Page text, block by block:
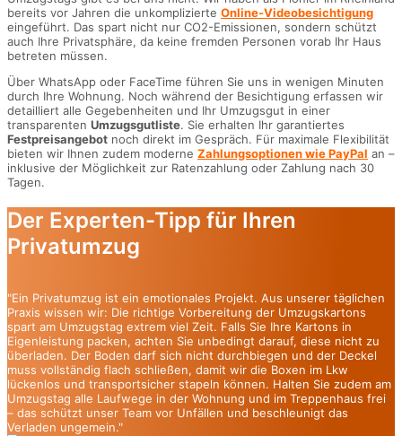
bereits vor Jahren die unkomplizierte Online-Videobesichtigung
eingeführt. Das spart nicht nur CO2-Emissionen, sondern schützt
auch Ihre Privatsphäre, da keine fremden Personen vorab Ihr Haus
betreten müssen.
Über WhatsApp oder FaceTime führen Sie uns in wenigen Minuten
durch Ihre Wohnung. Noch während der Besichtigung erfassen wir
detailliert alle Gegebenheiten und Ihr Umzugsgut in einer
transparenten Umzugsgutliste. Sie erhalten Ihr garantiertes
Festpreisangebot noch direkt im Gespräch. Für maximale Flexibilität
bieten wir Ihnen zudem moderne Zahlungsoptionen wie PayPal an –
inklusive der Möglichkeit zur Ratenzahlung oder Zahlung nach 30
Tagen.
Der Experten-Tipp für Ihren
Privatumzug
"Ein Privatumzug ist ein emotionales Projekt. Aus unserer täglichen
Praxis wissen wir: Die richtige Vorbereitung der Umzugskartons
spart am Umzugstag extrem viel Zeit. Falls Sie Ihre Kartons in
Eigenleistung packen, achten Sie unbedingt darauf, diese nicht zu
überladen. Der Boden darf sich nicht durchbiegen und der Deckel
muss vollständig flach schließen, damit wir die Boxen im Lkw
lückenlos und transportsicher stapeln können. Halten Sie zudem am
Umzugstag alle Laufwege in der Wohnung und im Treppenhaus frei
– das schützt unser Team vor Unfällen und beschleunigt das
Verladen ungemein."